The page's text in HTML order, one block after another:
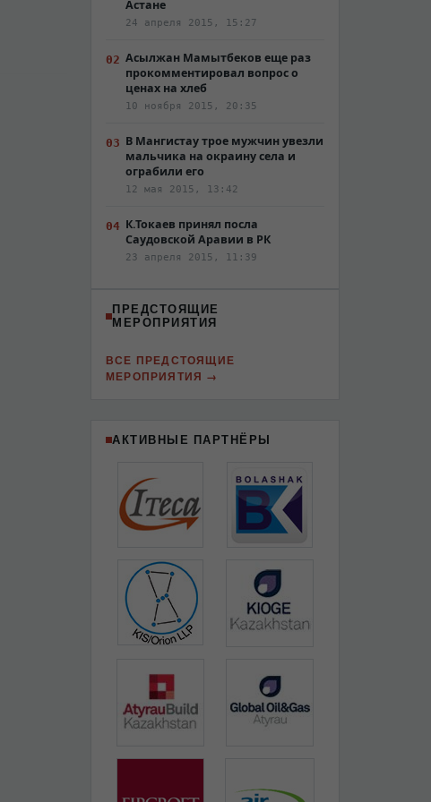
Астане
24 апреля 2015, 15:27
Асылжан Мамытбеков еще раз
прокомментировал вопрос о
ценах на хлеб
10 ноября 2015, 20:35
В Мангистау трое мужчин увезли
мальчика на окраину села и
ограбили его
12 мая 2015, 13:42
К.Токаев принял посла
Саудовской Аравии в РК
23 апреля 2015, 11:39
ПРЕДСТОЯЩИЕ
МЕРОПРИЯТИЯ
ВСЕ ПРЕДСТОЯЩИЕ
МЕРОПРИЯТИЯ
АКТИВНЫЕ ПАРТНЁРЫ